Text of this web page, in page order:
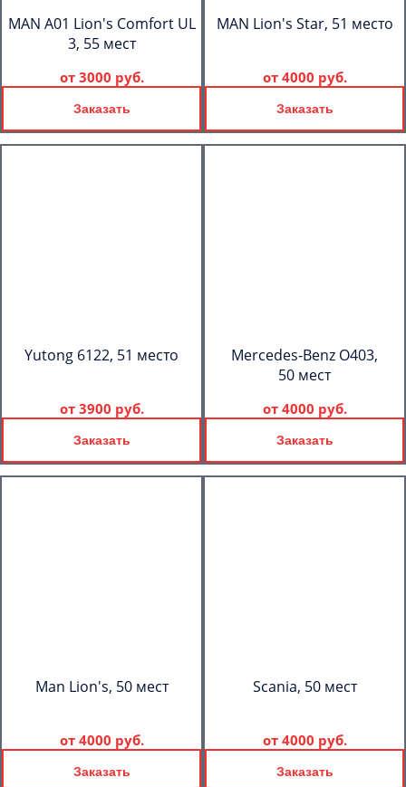
MAN A01 Lion's Comfort UL
3, 55 мест
от 3000 руб.
Заказать
MAN Lion's Star, 51 место
от 4000 руб.
Заказать
Yutong 6122, 51 место
от 3900 руб.
Заказать
Mercedes-Benz О403,
50 мест
от 4000 руб.
Заказать
Man Lion's, 50 мест
от 4000 руб.
Заказать
Scania, 50 мест
от 4000 руб.
Заказать